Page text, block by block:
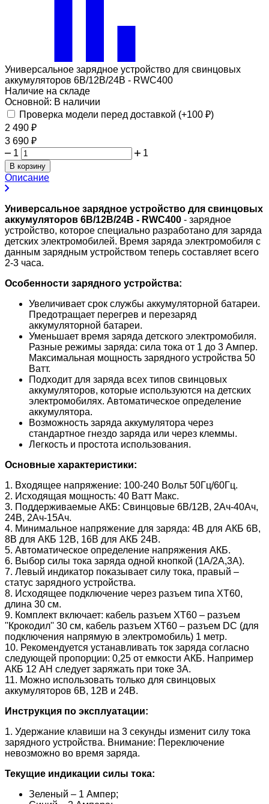
Универсальное зарядное устройство для свинцовых
аккумуляторов 6В/12В/24В - RWC400
Наличие на складе
Основной: В наличии
Проверка модели перед доставкой (+100 ₽)
2 490 ₽
3 690 ₽
1
1
В корзину
Описание
Универсальное зарядное устройство для свинцовых
аккумуляторов 6В/12В/24В - RWC400 - зарядное
устройство, которое специально разработано для заряда
детских электромобилей. Время заряда электромобиля с
данным зарядным устройством теперь составляет всего
2-3 часа.
Особенности зарядного устройства:
Увеличивает срок службы аккумуляторной батареи.
Предотращает перегрев и перезаряд
аккумуляторной батареи.
Уменьшает время заряда детского электромобиля.
Разные режимы заряда: сила тока от 1 до 3 Ампер.
Максимальная мощность зарядного устройства 50
Ватт.
Подходит для заряда всех типов свинцовых
аккумуляторов, которые используются на детских
электромобилях. Автоматическое определение
аккумулятора.
Возможность заряда аккумулятора через
стандартное гнездо заряда или через клеммы.
Легкость и простота использования.
Основные характеристики:
1. Входящее напряжение: 100-240 Вольт 50Гц/60Гц.
2. Исходящая мощность: 40 Ватт Макс.
3. Поддерживаемые АКБ: Свинцовые 6В/12В, 2Ач-40Ач,
24В, 2Ач-15Ач.
4. Минимальное напряжение для заряда: 4В для АКБ 6В,
8В для АКБ 12В, 16В для АКБ 24В.
5. Автоматическое определение напряжения АКБ.
6. Выбор силы тока заряда одной кнопкой (1А/2А,3А).
7. Левый индикатор показывает силу тока, правый –
статус зарядного устройства.
8. Исходящее подключение через разъем типа XT60,
длина 30 см.
9. Комплект включает: кабель разъем XT60 – разъем
''Крокодил'' 30 см, кабель разъем XT60 – разъем DC (для
подключения напрямую в электромобиль) 1 метр.
10. Рекомендуется устанавливать ток заряда согласно
следующей пропорции: 0,25 от емкости АКБ. Например
АКБ 12 АН следует заряжать при токе 3А.
11. Можно использовать только для свинцовых
аккумуляторов 6В, 12В и 24В.
Инструкция по эксплуатации:
1. Удержание клавиши на 3 секунды изменит силу тока
зарядного устройства. Внимание: Переключение
невозможно во время заряда.
Текущие индикации силы тока:
Зеленый – 1 Ампер;